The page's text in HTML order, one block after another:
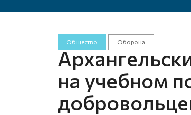
Общество Оборона
на учебном